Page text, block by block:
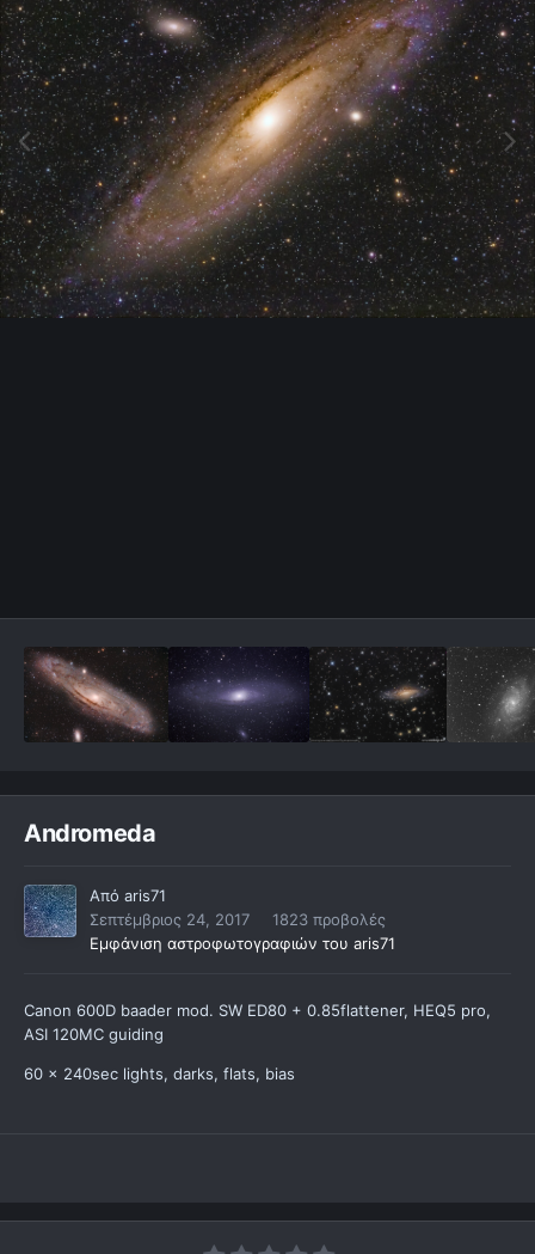
Andromeda
Από aris71
Σεπτέμβριος 24, 2017
1823 προβολές
Εμφάνιση αστροφωτογραφιών του aris71
Canon 600D baader mod. SW ED80 + 0.85flattener, HEQ5 pro,
ASI 120MC guiding
60 x 240sec lights, darks, flats, bias